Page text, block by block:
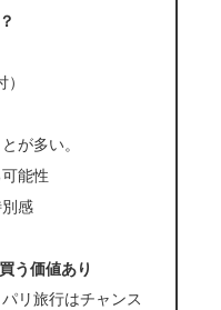
が多い。
能性
感
う価値あり
リ旅行はチャンス